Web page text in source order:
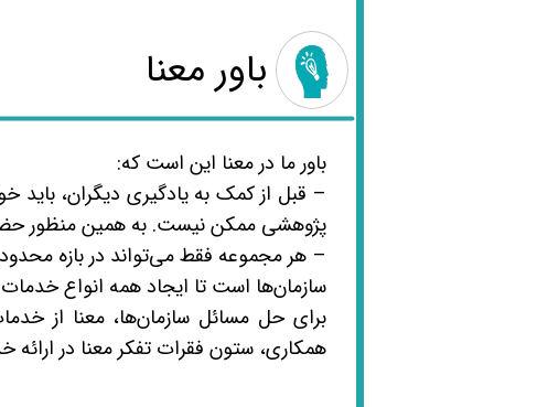
​باور ما در معنا این است که:
– قبل از کمک به یادگیری دیگران، باید
پژوهشی ممکن نیست. به همین منظور
– هر مجموعه فقط می‌تواند در بازه
سازمان‌ها است تا ایجاد همه انواع
برای حل مسائل سازمان‌ها، معنا از
همکاری، ستون فقرات تفکر معنا در
​باور معنا